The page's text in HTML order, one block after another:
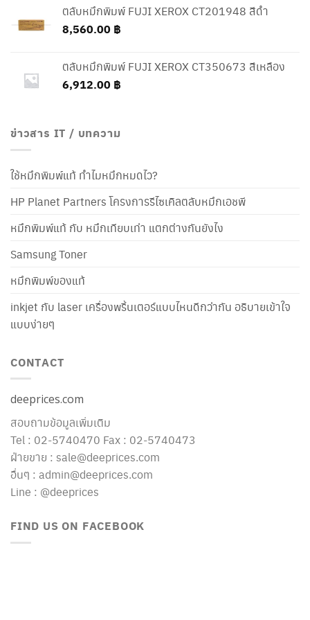
ตลับหมึกพิมพ์ FUJI XEROX CT201948 สีดำ
8,560.00 ฿
ตลับหมึกพิมพ์ FUJI XEROX CT350673 สีเหลือง
6,912.00 ฿
ข่าวสาร IT / บทความ
ใช้หมึกพิมพ์แท้ ทำไมหมึกหมดไว?
HP Planet Partners โครงการรีไซเคิลตลับหมึกเอชพี
หมึกพิมพ์แท้ กับ หมึกเทียบเท่า แตกต่างกันยังไง
Samsung Toner
หมึกพิมพ์ของแท้
inkjet กับ laser เครื่องพริ้นเตอร์แบบไหนดีกว่ากัน อธิบายเข้าใจ
แบบง่ายๆ
CONTACT
deeprices.com
สอบถามข้อมูลเพิ่มเติม
Tel : 02-5740470 Fax : 02-5740473
ฝ่ายขาย : sale@deeprices.com
อื่นๆ : admin@deeprices.com
Line : @deeprices
FIND US ON FACEBOOK